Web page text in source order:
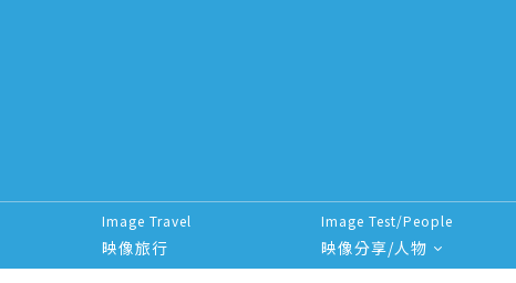
Image Travel
映像旅行
Image Test/People
映像分享/人物
Search for: